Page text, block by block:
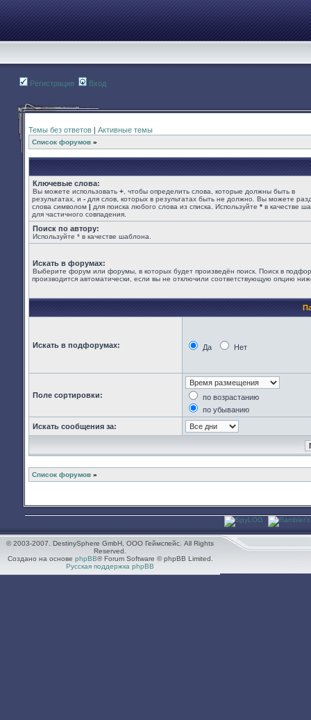
Регистрация Вход
Темы без ответов | Активные темы
Список форумов »
Ключевые слова:
Вы можете использовать + , чтобы определить слова, которые должны быть в
результатах, и - для слов, которых в результатах быть не должно. Вы можете
слова символом | для поиска любого слова из списка. Используйте * в качестве
для частичного совпадения.
Поиск по автору:
Используйте * в качестве шаблона.
Искать в форумах:
Выберите форум или форумы, в которых будет произведён поиск. Поиск в
производится автоматически, если вы не отключили соответствующую опцию
Искать в подфорумах: Да Нет
Поле сортировки:
по возрастанию
по убыванию
Искать сообщения за:
Список форумов »
© 2003-2007. DestinySphere GmbH, ООО Геймспейс. All Rights
Reserved.
Создано на основе phpBB® Forum Software © phpBB Limited.
Русская поддержка phpBB